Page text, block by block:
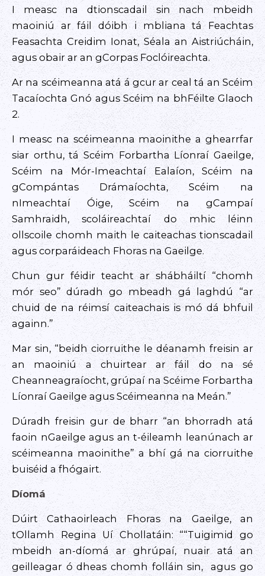
I measc na dtionscadail sin nach mbeidh
maoiniú ar fáil dóibh i mbliana tá Feachtas
Feasachta Creidim Ionat, Séala an Aistriúcháin,
agus obair ar an gCorpas Foclóireachta.
Ar na scéimeanna atá á gcur ar ceal tá an Scéim
Tacaíochta Gnó agus Scéim na bhFéilte Glaoch
2.
I measc na scéimeanna maoinithe a ghearrfar
siar orthu, tá Scéim Forbartha Líonraí Gaeilge,
Scéim na Mór-Imeachtaí Ealaíon, Scéim na
gCompántas Drámaíochta, Scéim na
nImeachtaí Óige, Scéim na gCampaí
Samhraidh, scoláireachtaí do mhic léinn
ollscoile chomh maith le caiteachas tionscadail
agus corparáideach Fhoras na Gaeilge.
Chun gur féidir teacht ar shábháiltí “chomh
mór seo” dúradh go mbeadh gá laghdú “ar
chuid de na réimsí caiteachais is mó dá bhfuil
againn.”
Mar sin, “beidh ciorruithe le déanamh freisin ar
an maoiniú a chuirtear ar fáil do na sé
Cheanneagraíocht, grúpaí na Scéime Forbartha
Líonraí Gaeilge agus Scéimeanna na Meán.”
Dúradh freisin gur de bharr “an bhorradh atá
faoin nGaeilge agus an t-éileamh leanúnach ar
scéimeanna maoinithe” a bhí gá na ciorruithe
buiséid a fhógairt.
Díomá
Dúirt Cathaoirleach Fhoras na Gaeilge, an
tOllamh Regina Uí Chollatáin: ““Tuigimid go
mbeidh an-díomá ar ghrúpaí, nuair atá an
geilleagar ó dheas chomh folláin sin, agus go